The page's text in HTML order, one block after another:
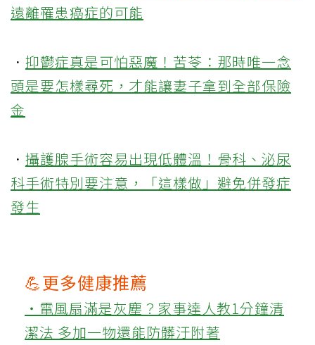
遠離罹患癌症的可能
． 抑鬱症真是可怕惡魔！苦苓：那時唯一念
頭是要怎樣尋死，才能讓妻子拿到全部保險
金
． 攝護腺手術容易出現低體溫！骨科、泌尿
科手術特別要注意，「這樣做」避免併發症
發生
💪更多健康推薦
‧電風扇滿是灰塵？家事達人教1分鐘清
潔法 多加一物還能防髒汙附著